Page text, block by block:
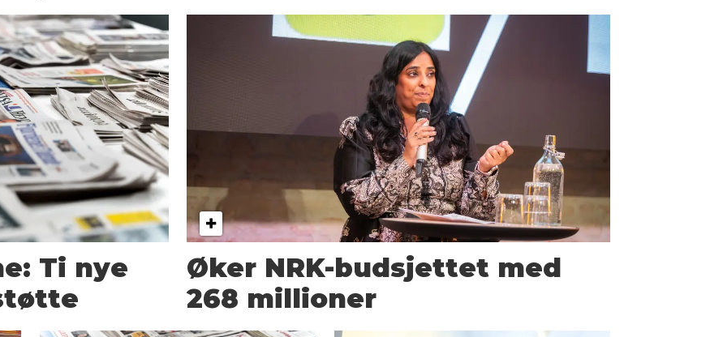
Ti nye
Øker NRK-budsjettet med
268 millioner